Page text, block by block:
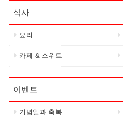
식사
요리
카페 & 스위트
이벤트
기념일과 축복